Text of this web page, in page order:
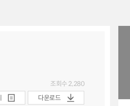
조회수 2,280
다운로드